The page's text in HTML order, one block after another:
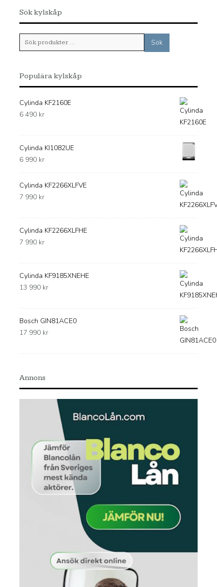
Sök kylskåp
Sök
efter:
Sök
Populära kylskåp
Cylinda KF2160E
6 490 kr
Cylinda KI1082UE
6 990 kr
Cylinda KF2266XLFVE
7 990 kr
Cylinda KF2266XLFHE
7 990 kr
Cylinda KF9185XNEHE
13 990 kr
Bosch GIN81ACE0
17 990 kr
Annons